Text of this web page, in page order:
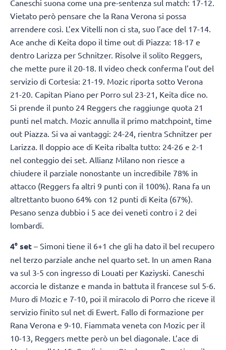
Caneschi suona come una pre-sentenza sul match: 17-12.
Vietato però pensare che la Rana Verona si possa
arrendere così. L’ex Vitelli non ci sta, suo l’ace del 17-14.
Ace anche di Keita dopo il time out di Piazza: 18-17 e
dentro Larizza per Schnitzer. Risolve il solito Reggers,
che mette pure il 20-18. Il video check conferma l’out del
servizio di Cortesia: 21-19. Mozic riporta sotto Verona
21-20. Capitan Piano per Porro sul 23-21, Keita dice no.
Si prende il punto 24 Reggers che raggiunge quota 21
punti nel match. Mozic annulla il primo matchpoint, time
out Piazza. Si va ai vantaggi: 24-24, rientra Schnitzer per
Larizza. Il doppio ace di Keita ribalta tutto: 24-26 e 2-1
nel conteggio dei set. Allianz Milano non riesce a
chiudere il parziale nonostante un incredibile 78% in
attacco (Reggers fa altri 9 punti con il 100%). Rana fa un
altrettanto buono 64% con 12 punti di Keita (67%).
Pesano senza dubbio i 5 ace dei veneti contro i 2 dei
lombardi.
4° set – Simoni tiene il 6+1 che gli ha dato il bel recupero
nel terzo parziale anche nel quarto set. In un amen Rana
va sul 3-5 con ingresso di Louati per Kaziyski. Caneschi
accorcia le distanze e manda in battuta il francese sul 5-6.
Muro di Mozic e 7-10, poi il miracolo di Porro che riceve il
servizio finito sul net di Ewert. Fallo di formazione per
Rana Verona e 9-10. Fiammata veneta con Mozic per il
10-13, Reggers mette però un bel diagonale. L’ace di